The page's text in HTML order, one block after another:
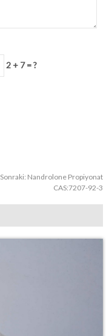
2 + 7 = ?
Sonraki: Nandrolone Propiyonat
CAS:7207-92-3